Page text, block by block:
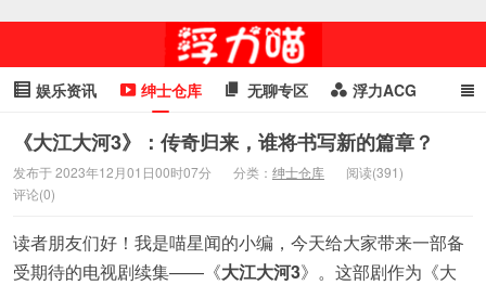
娱乐资讯 绅士仓库 无聊专区 浮力ACG
浮力GIF 明星头条 浮力资讯 头条女神 萌妹专区
cosplay
《大江大河3》：传奇归来，谁将书写新的篇章？
发布于 2023年12月01日00时07分 分类： 绅士仓库
阅读(391)
评论(0)
读者朋友们好！我是喵星闻的小编，今天给大家带来一部备
受期待的电视剧续集——《大江大河3》。这部剧作为《大